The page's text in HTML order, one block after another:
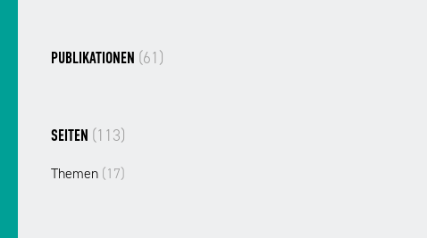
PUBLIKATIONEN (61)
SEITEN (113)
Themen (17)